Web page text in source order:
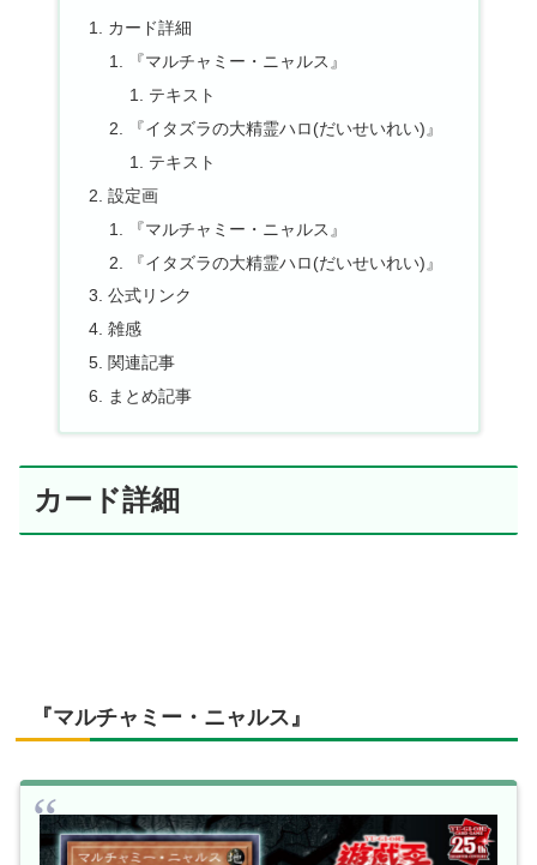
カード詳細
『マルチャミー・ニャルス』
テキスト
『イタズラの大精霊ハロ(だいせいれい)』
テキスト
設定画
『マルチャミー・ニャルス』
『イタズラの大精霊ハロ(だいせいれい)』
公式リンク
雑感
関連記事
まとめ記事
カード詳細
『マルチャミー・ニャルス』